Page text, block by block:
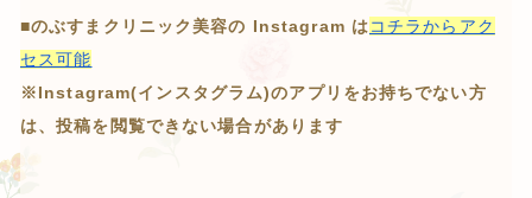
■のぶすまクリニック美容の Instagram はコチラからアク
セス可能
※Instagram(インスタグラム)のアプリをお持ちでない方
は、投稿を閲覧できない場合があります